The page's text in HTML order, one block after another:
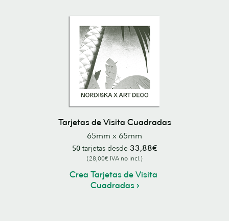
Tarjetas de Visita Cuadradas
65mm x 65mm
50tarjetas desde 33,88€
(28,00€ IVA no incl.)
Crea Tarjetas de Visita
Cuadradas